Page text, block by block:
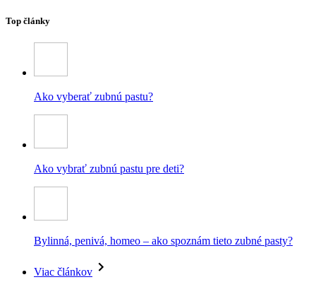
Top články
Ako vyberať zubnú pastu?
Ako vybrať zubnú pastu pre deti?
Bylinná, penivá, homeo – ako spoznám tieto zubné pasty?
Viac článkov